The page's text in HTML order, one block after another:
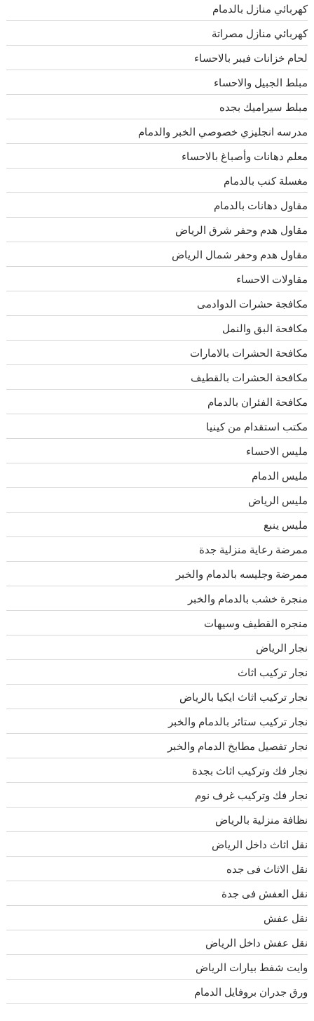
كهربائي منازل بالدمام
كهربائي منازل مصراتة
لحام خزانات فيبر بالاحساء
مبلط الجبيل والاحساء
مبلط سيراميك بجده
مدرسه انجليزي خصوصي الخبر والدمام
معلم دهانات وأصباغ بالاحساء
مغسلة كنب بالدمام
مقاول دهانات بالدمام
مقاول هدم وحفر شرق الرياض
مقاول هدم وحفر شمال الرياض
مقاولات الاحساء
مكافجة حشرات الدوادمى
مكافحة البق والنمل
مكافحة الحشرات بالامارات
مكافحة الحشرات بالقطيف
مكافحة الفئران بالدمام
مكتب استقدام من كينيا
مليس الاحساء
مليس الدمام
مليس الرياض
مليس ينبع
ممرضة رعاية منزلية جدة
ممرضة وجليسه بالدمام والخبر
منجرة خشب بالدمام والخبر
منجره القطيف وسيهات
نجار الرياض
نجار تركيب اثاث
نجار تركيب اثاث ايكيا بالرياض
نجار تركيب ستائر بالدمام والخبر
نجار تفصيل مطابخ الدمام والخبر
نجار فك وتركيب اثاث بجدة
نجار فك وتركيب غرف نوم
نظافة منزلية بالرياض
نقل اثاث داخل الرياض
نقل الاثاث فى جده
نقل العفش فى جدة
نقل عفش
نقل عفش داخل الرياض
وايت شفط بيارات الرياض
ورق جدران بروفايل الدمام